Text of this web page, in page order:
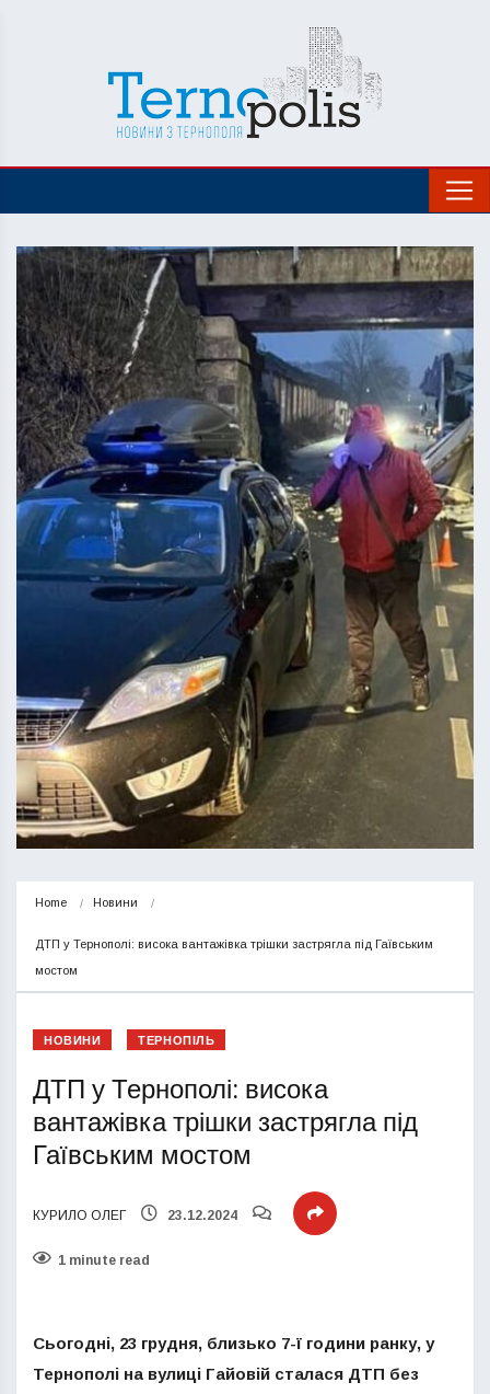
Home Новини
ДТП у Тернополі: висока вантажівка трішки застрягла під Гаївським
мостом
НОВИНИ ТЕРНОПІЛЬ
ДТП у Тернополі: висока
вантажівка трішки застрягла під
Гаївським мостом
КУРИЛО ОЛЕГ 23.12.2024
1 minute read
Сьогодні, 23 грудня, близько 7-ї години ранку, у
Тернополі на вулиці Гайовій сталася ДТП без